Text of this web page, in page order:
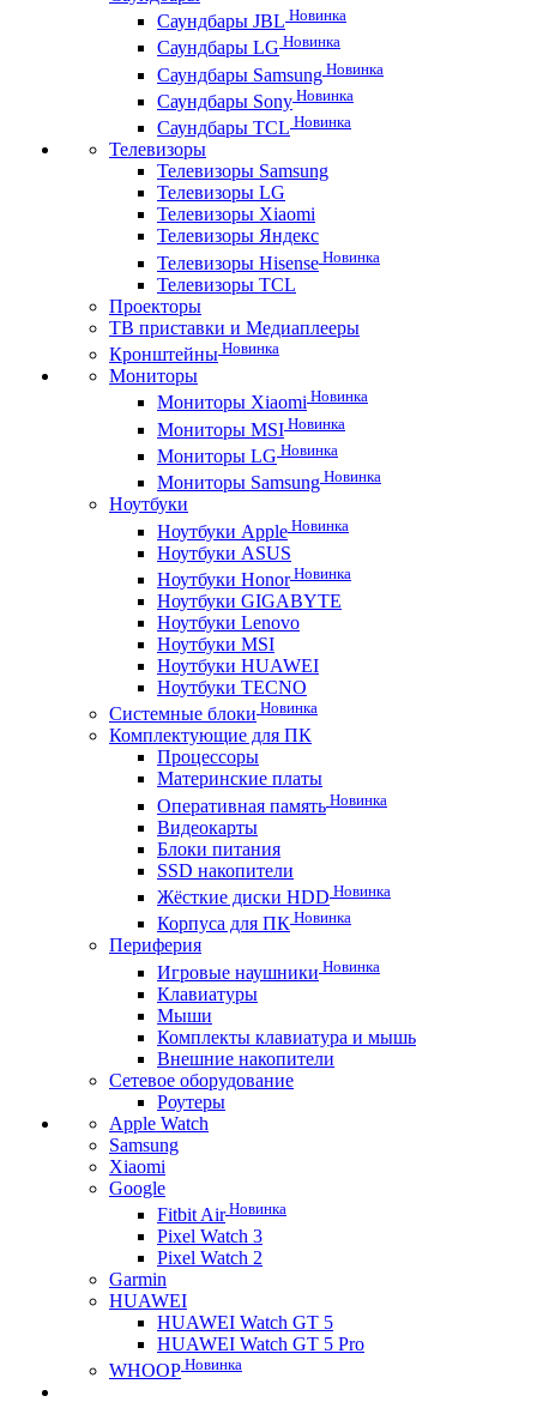
Саундбары JBL Новинка
Саундбары LG Новинка
Саундбары Samsung Новинка
Саундбары Sony Новинка
Саундбары TCL Новинка
Телевизоры
Телевизоры Samsung
Телевизоры LG
Телевизоры Xiaomi
Телевизоры Яндекс
Телевизоры Hisense Новинка
Телевизоры TCL
Проекторы
ТВ приставки и Медиаплееры
Кронштейны Новинка
Мониторы
Мониторы Xiaomi Новинка
Мониторы MSI Новинка
Мониторы LG Новинка
Мониторы Samsung Новинка
Ноутбуки
Ноутбуки Apple Новинка
Ноутбуки ASUS
Ноутбуки HonorНовинка
Ноутбуки GIGABYTE
Ноутбуки Lenovo
Ноутбуки MSI
Ноутбуки HUAWEI
Ноутбуки TECNO
Системные блоки Новинка
Комплектующие для ПК
Процессоры
Материнские платы
Оперативная память Новинка
Видеокарты
Блоки питания
SSD накопители
Жёсткие диски HDD Новинка
Корпуса для ПК Новинка
Периферия
Игровые наушники Новинка
Клавиатуры
Мыши
Комплекты клавиатура и мышь
Внешние накопители
Сетевое оборудование
Роутеры
Apple Watch
Samsung
Xiaomi
Google
Fitbit AirНовинка
Pixel Watch 3
Pixel Watch 2
Garmin
HUAWEI
HUAWEI Watch GT 5
HUAWEI Watch GT 5 Pro
WHOOP Новинка